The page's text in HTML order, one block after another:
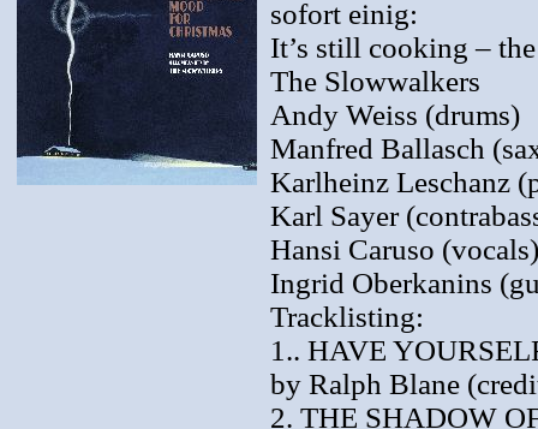
sofort einig:
It’s still cooking –
The Slowwalkers
Andy Weiss (drums)
Manfred Ballasch
Karlheinz Leschanz
Karl Sayer
Hansi Caruso (vocals)
Ingrid Oberkanins
Tracklisting:
1.. HAVE
by Ralph Blane
2. THE SHADOW